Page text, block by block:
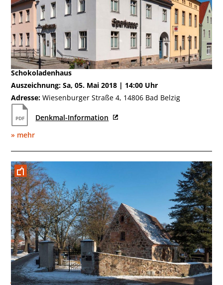
Mai 2018
Schokoladenhaus
Auszeichnung: Sa, 05. Mai 2018 | 14:00 Uhr
Adresse: Wiesenburger Straße 4, 14806 Bad Belzig
Denkmal-Information
» mehr
Januar 2017